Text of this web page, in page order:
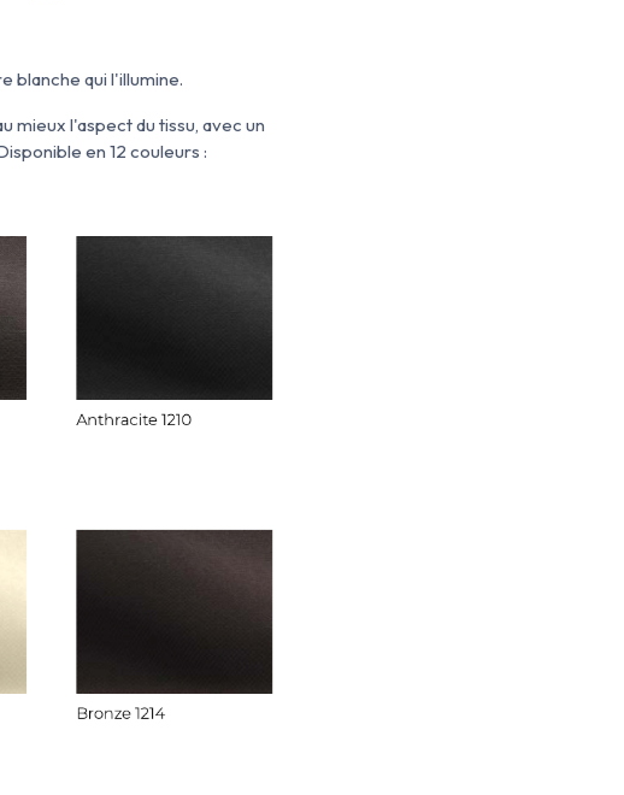
blanche qui l'illumine.
mieux l'aspect du tissu, avec un
en 12 couleurs :